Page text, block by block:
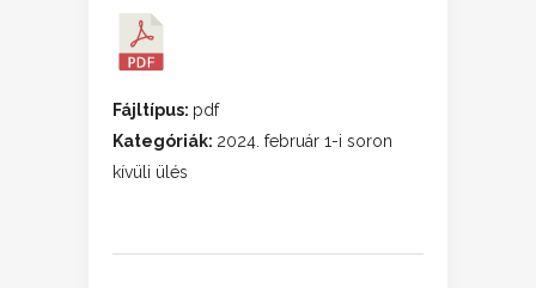
Fájltípus: pdf
Kategóriák: 2024. február 1-i soron
kívüli ülés